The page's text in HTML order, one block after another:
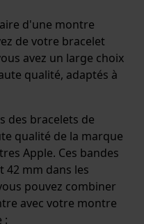
d'une montre
de votre bracelet
avez un large choix
qualité, adaptés à
des bracelets de
qualité de la marque
Apple. Ces bandes
42 mm dans les
pouvez combiner
avec votre montre
: